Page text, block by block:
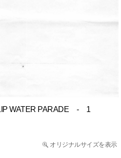
WATER PARADE - 1
オリジナルサイズを表示